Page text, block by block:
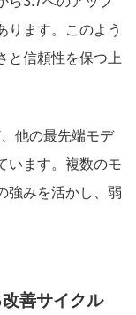
ります。このよう
と信頼性を保つ上
他の最先端モデ
います。複数のモ
強みを活かし、弱
善サイクル